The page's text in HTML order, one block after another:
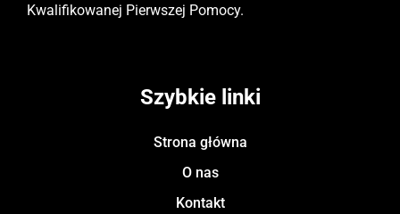
Kwalifikowanej Pierwszej Pomocy.
Szybkie linki
Strona główna
O nas
Kontakt